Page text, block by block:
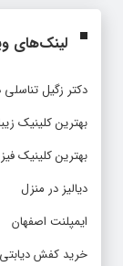
لینک‌های
دکتر زگیل
بهترین کلینیک
بهترین کلینیک
دیالیز در منزل
ایمپلنت اصفهان
خرید کفش دیابتی